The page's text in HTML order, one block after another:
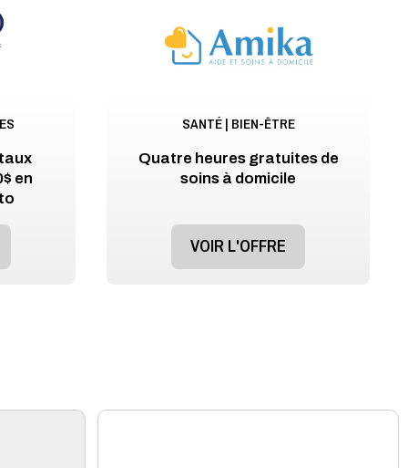
en
SANTÉ | BIEN-ÊTRE
Quatre heures gratuites de
soins à domicile
VOIR L'OFFRE